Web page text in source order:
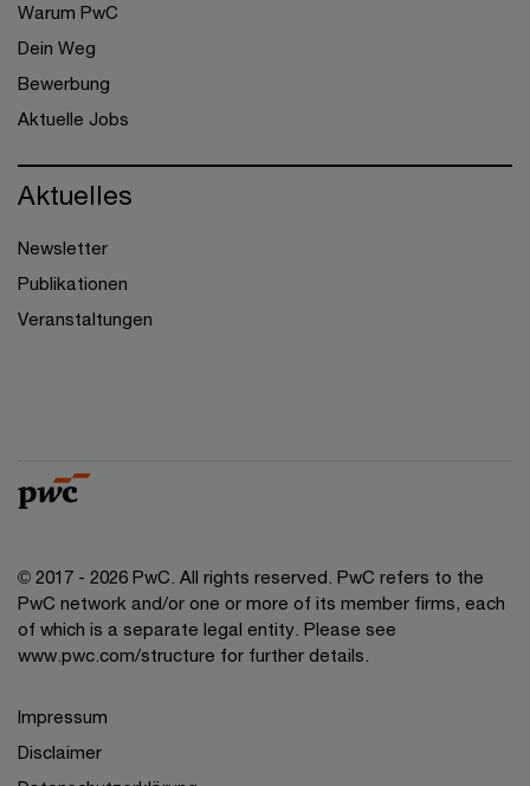
Warum PwC
Dein Weg
Bewerbung
Aktuelle Jobs
Aktuelles
Newsletter
Publikationen
Veranstaltungen
© 2017 - 2026 PwC. All rights reserved. PwC refers to the
PwC network and/or one or more of its member firms, each
of which is a separate legal entity. Please see
www.pwc.com/structure for further details.
Impressum
Disclaimer